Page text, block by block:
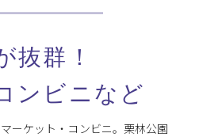
抜群！
ンビニなど
ーケット・コンビニ。栗林公園